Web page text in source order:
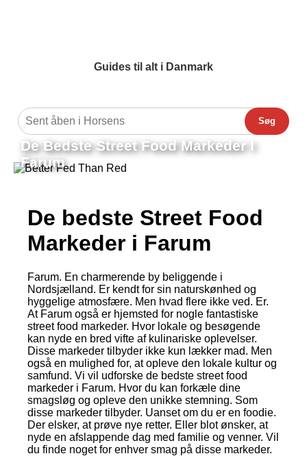
Guides til alt i Danmark
Søg
De Bedste Street Food Markeder I
Farum
De bedste Street Food
Markeder i Farum
Farum. En charmerende by beliggende i
Nordsjælland. Er kendt for sin naturskønhed og
hyggelige atmosfære. Men hvad flere ikke ved. Er.
At Farum også er hjemsted for nogle fantastiske
street food markeder. Hvor lokale og besøgende
kan nyde en bred vifte af kulinariske oplevelser.
Disse markeder tilbyder ikke kun lækker mad. Men
også en mulighed for, at opleve den lokale kultur og
samfund. Vi vil udforske de bedste street food
markeder i Farum. Hvor du kan forkæle dine
smagsløg og opleve den unikke stemning. Som
disse markeder tilbyder. Uanset om du er en foodie.
Der elsker, at prøve nye retter. Eller blot ønsker, at
nyde en afslappende dag med familie og venner. Vil
du finde noget for enhver smag på disse markeder.